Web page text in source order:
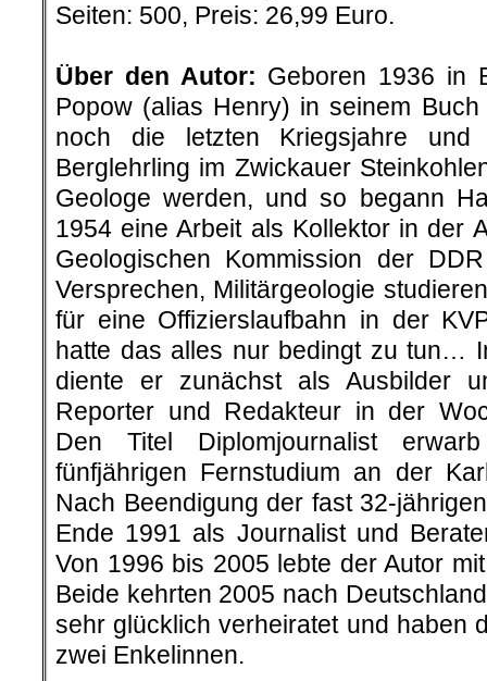
Seiten: 500, Preis: 26,99 Euro.
Über den Autor: Geboren 1936 in
Popow (alias Henry) in seinem Buch
noch die letzten Kriegsjahre
Berglehrling im Zwickauer
Geologe werden, und so begann
1954 eine Arbeit als Kollektor in der
Geologischen Kommission der
Versprechen, Militärgeologie
für eine Offizierslaufbahn in der
hatte das alles nur bedingt zu tun…
diente er zunächst als Ausbilder
Reporter und Redakteur in der
Den Titel Diplomjournalist
fünfjährigen Fernstudium an der
Nach Beendigung der fast 32-
Ende 1991 als Journalist und
Von 1996 bis 2005 lebte der Autor
Beide kehrten 2005 nach
sehr glücklich verheiratet und haben
zwei Enkelinnen.